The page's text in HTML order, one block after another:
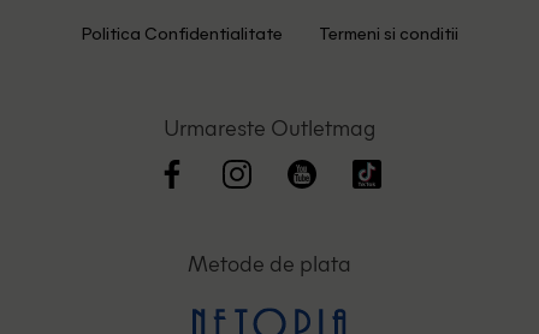
Politica Confidentialitate Termeni si conditii
Urmareste Outletmag
Metode de plata